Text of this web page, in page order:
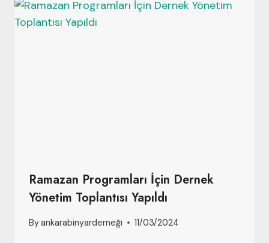
Ramazan Programları İçin Dernek
Yönetim Toplantısı Yapıldı
Byankarabinyarderneği 11/03/2024